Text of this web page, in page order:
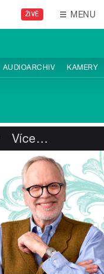
ŽIVĚ MENU
AUDIOARCHIV KAMERY
Více…